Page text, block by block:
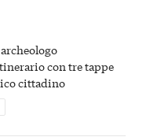
con tre tappe
cittadino